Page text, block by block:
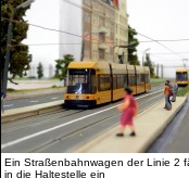
Ein Straßenbahnwagen der Linie 2
in die Haltestelle ein